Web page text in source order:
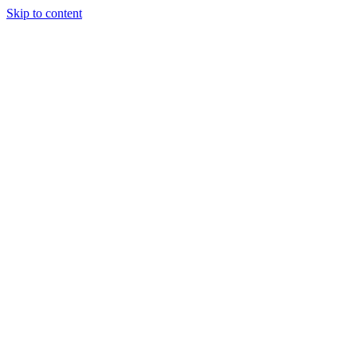
Skip to content